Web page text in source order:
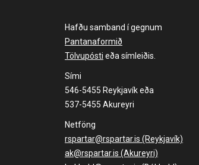
Hafðu samband í gegnum
Pantanaformið
Tölvupósti eða símleiðis.
Sími
546-5455 Reykjavík eða
537-5455 Akureyri
Netföng
rspartar@rspartar.is (Reykjavík)
ak@rspartar.is (Akureyri)